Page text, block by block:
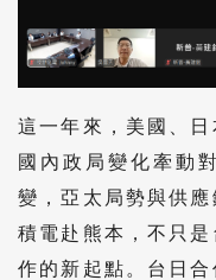
這一年來，美國、日
國內政局變化牽動
變，亞太局勢與供
積電赴熊本，不只
作的新起點。台日